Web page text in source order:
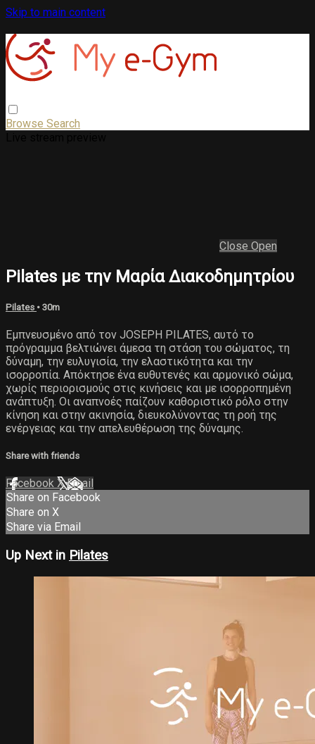
Skip to main content
Browse Search
Close Open
Pilates με την Μαρία Διακοδημητρίου
Pilates • 30m
Εμπνευσμένο από τον JOSEPH PILATES, αυτό το
πρόγραμμα βελτιώνει άμεσα τη στάση του σώματος, τη
δύναμη, την ευλυγισία, την ελαστικότητα και την
ισορροπία. Απόκτησε ένα ευθυτενές και αρμονικό σώμα,
χωρίς περιορισμούς στις κινήσεις και με ισορροπημένη
ανάπτυξη. Οι αναπνοές παίζουν καθοριστικό ρόλο στην
κίνηση και στην ακινησία, διευκολύνοντας τη ροή της
ενέργειας και την απελευθέρωση της δύναμης.
Share with friends
Facebook XEmail
Share on Facebook
Share on X
Share via Email
Up Next in Pilates